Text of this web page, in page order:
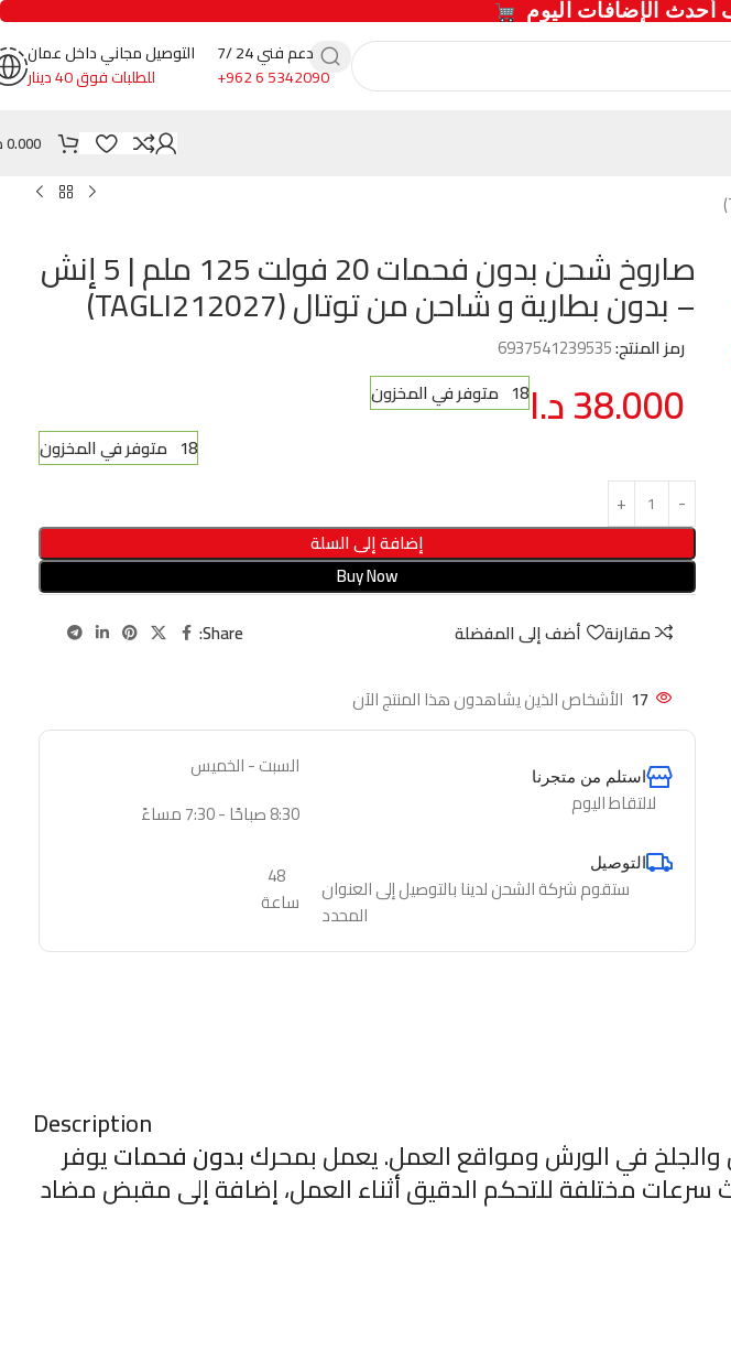
دعم فني 24 /7
+962 6 5342090
التوصيل مجاني داخل عمان
للطلبات فوق 40 دينار
0.000
صاروخ شحن بدون فحمات 20 فولت 125 ملم | 5 إنش
– بدون بطارية و شاحن من توتال (TAGLI212027)
رمز المنتج:6937541239535
38.000د.ا18 متوفر في المخزون
18 متوفر في المخزون
إضافة إلى السلة
Buy Now
مقارنة
أضف إلى المفضلة Share:
17 الأشخاص الذين يشاهدون هذا المنتج الآن
استلم من متجرنا
لالتقاط اليوم
السبت - الخميس
8:30 صباحًا - 7:30 مساءً
التوصيل
ستقوم شركة الشحن لدينا بالتوصيل إلى العنوان
المحدد
48
ساعة
Description
والجلخ في الورش ومواقع العمل. يعمل بمحركبدون فحماتيوفر
مختلفة للتحكم الدقيق أثناء العمل، إضافة إلى مقبض مضاد